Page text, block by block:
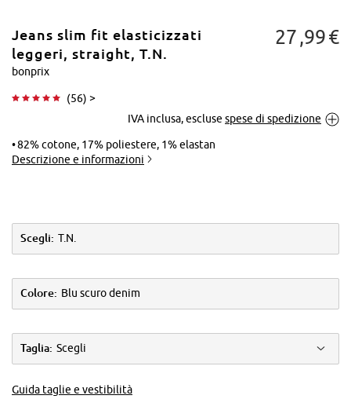
ingrandire
Jeans slim fit elasticizzati
leggeri, straight, T.N.
bonprix
(56) >
27 99€
IVA inclusa, escluse spese di spedizione
82% cotone, 17% poliestere, 1% elastan
Descrizione e informazioni
Scegli: T.N.
Colore: Blu scuro denim
Taglia: Scegli
Guida taglie e vestibilità